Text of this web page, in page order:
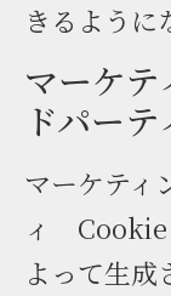
きるように
マーケ
ドパー
マーケテ
ィ Cookie
よって生